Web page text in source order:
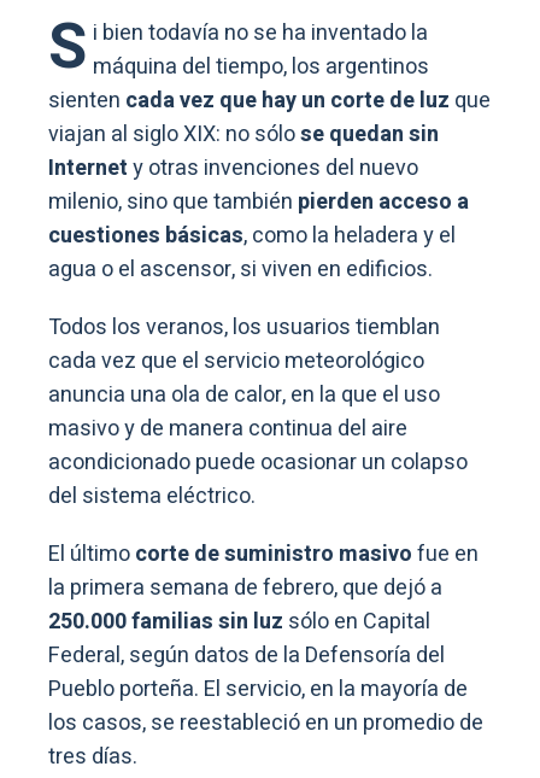
S i bien todavía no se ha inventado la
máquina del tiempo, los argentinos
sienten cada vez que hay un corte de luz que
viajan al siglo XIX: no sólose quedan sin
Internety otras invenciones del nuevo
milenio, sino que también pierden acceso a
cuestiones básicas, como la heladera y el
agua o el ascensor, si viven en edificios.
Todos los veranos, los usuarios tiemblan
cada vez que el servicio meteorológico
anuncia una ola de calor, en la que el uso
masivo y de manera continua del aire
acondicionado puede ocasionar un colapso
del sistema eléctrico.
El últimocorte de suministro masivofue en
la primera semana de febrero, que dejó a
250.000 familiassin luz sólo en Capital
Federal, según datos de la Defensoría del
Pueblo porteña. El servicio, en la mayoría de
los casos, se reestableció en un promedio de
tres días.